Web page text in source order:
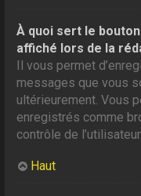
À quoi sert le
affiché lors de la
Il vous permet
messages que vous
ultérieurement. Vous
enregistrés comme
contrôle de l’utilisateur.
Haut